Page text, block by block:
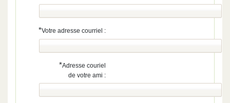
*Votre adresse courriel :
*Adresse couriel
de votre ami :